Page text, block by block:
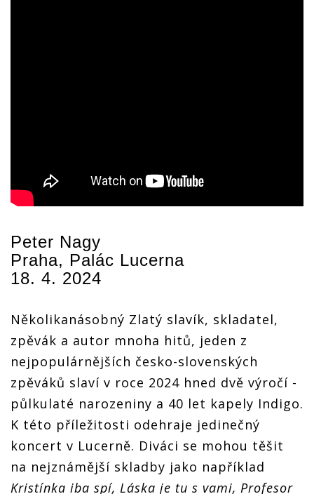
Peter Nagy
Praha, Palác Lucerna
18. 4. 2024
Několikanásobný Zlatý slavík, skladatel,
zpěvák a autor mnoha hitů, jeden z
nejpopulárnějších česko-slovenských
zpěváků slaví v roce 2024 hned dvě výročí -
půlkulaté narozeniny a 40 let kapely Indigo.
K této příležitosti odehraje jedinečný
koncert v Lucerně. Diváci se mohou těšit
na nejznámější skladby jako například
Kristínka iba spí, Láska je tu s vami, Profesor